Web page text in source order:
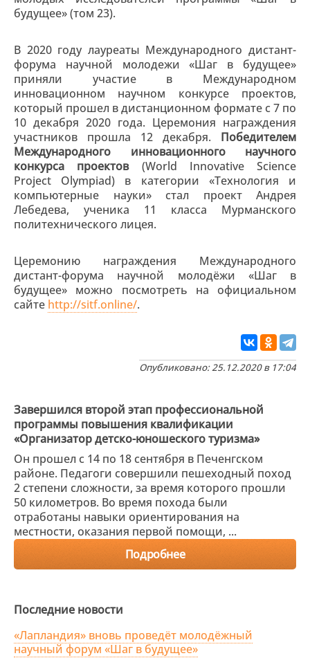
будущее» (том 23).
В 2020 году лауреаты Международного дистант-
форума научной молодежи «Шаг в будущее»
приняли участие в Международном
инновационном научном конкурсе проектов,
который прошел в дистанционном формате с 7 по
10 декабря 2020 года. Церемония награждения
участников прошла 12 декабря. Победителем
Международного инновационного научного
конкурса проектов(World Innovative Science
Project Olympiad) в категории «Технология и
компьютерные науки» стал проект Андрея
Лебедева, ученика 11 класса Мурманского
политехнического лицея.
Церемонию награждения Международного
дистант-форума научной молодёжи «Шаг в
будущее» можно посмотреть на официальном
сайте http://sitf.online/.
Опубликовано: 25.12.2020 в 17:04
Завершился второй этап профессиональной
программы повышения квалификации
«Организатор детско-юношеского туризма»
Он прошел с 14 по 18 сентября в Печенгском
районе. Педагоги совершили пешеходный поход
2 степени сложности, за время которого прошли
50 километров. Во время похода были
отработаны навыки ориентирования на
местности, оказания первой помощи, ...
Подробнее
Последние новости
«Лапландия» вновь проведёт молодёжный
научный форум «Шаг в будущее»